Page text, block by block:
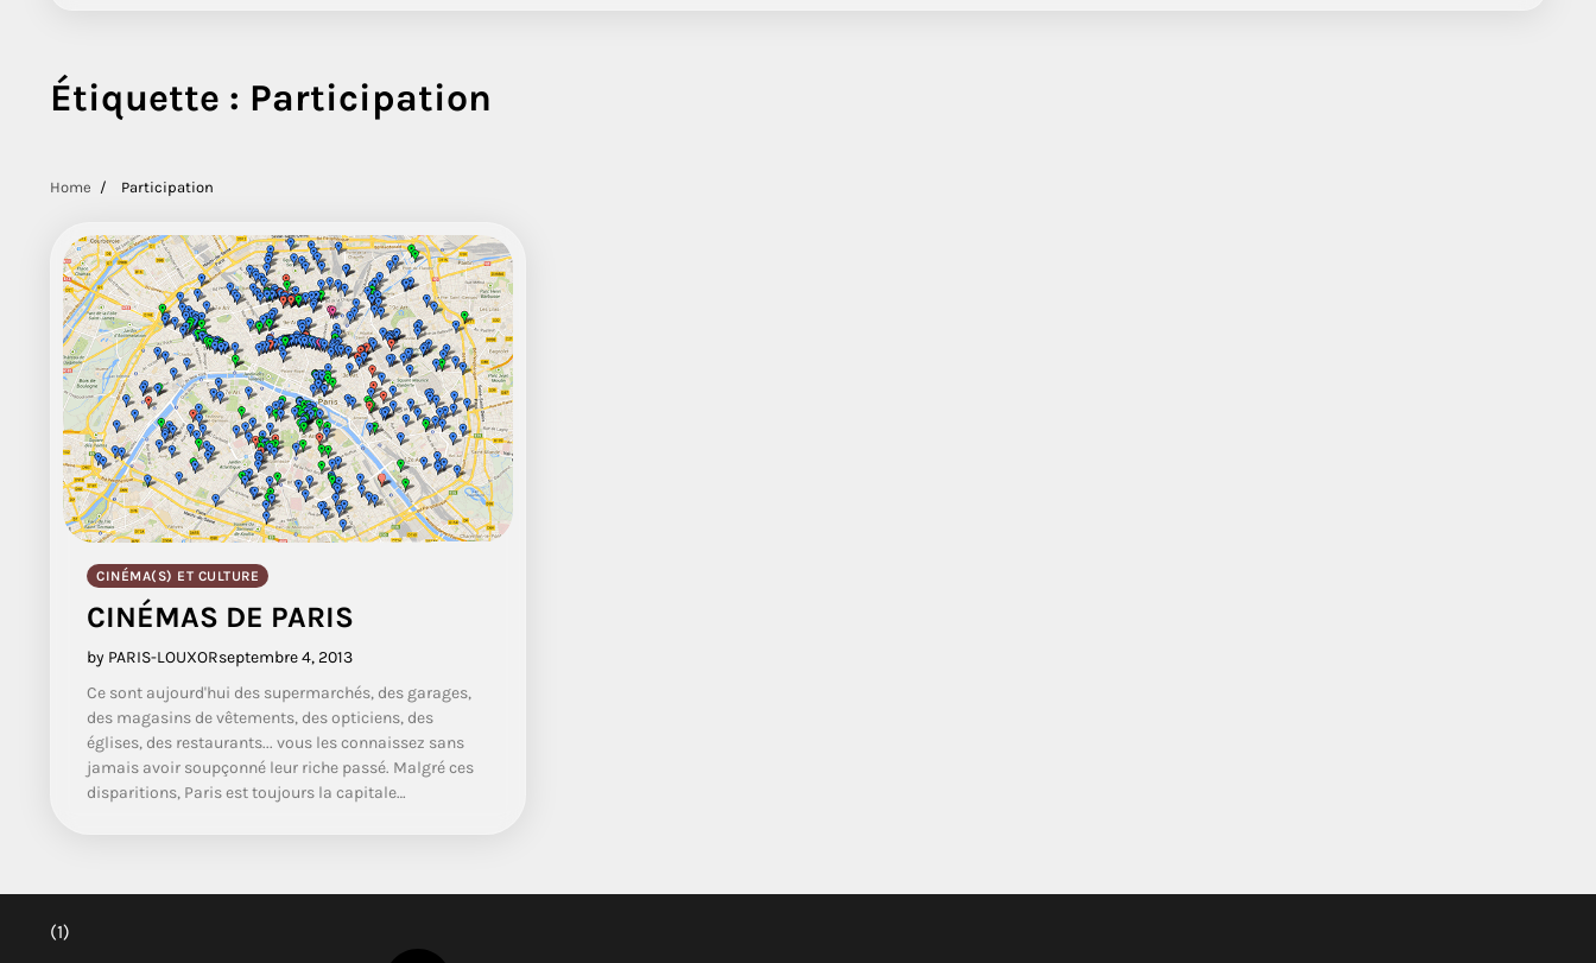
Étiquette : Participation
Home Participation
CINÉMA(S) ET CULTURE
CINÉMAS DE PARIS
by PARIS-LOUXORseptembre 4, 2013
Ce sont aujourd'hui des supermarchés, des garages,
des magasins de vêtements, des opticiens, des
églises, des restaurants... vous les connaissez sans
jamais avoir soupçonné leur riche passé. Malgré ces
disparitions, Paris est toujours la capitale…
(1)